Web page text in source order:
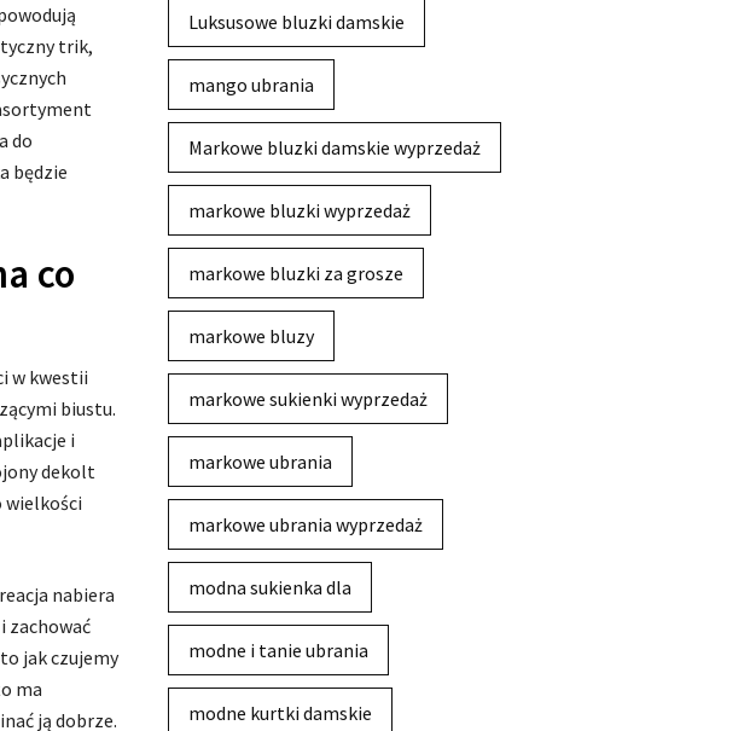
trik,
do
będzie
co
w kwestii
biustu.
i
dekolt
wielkości
nabiera
zachować
jak czujemy
ma
ją dobrze.
Luksusowe bluzki damskie
mango ubrania
Markowe bluzki damskie wyprzedaż
markowe bluzki wyprzedaż
markowe bluzki za grosze
markowe bluzy
markowe sukienki wyprzedaż
markowe ubrania
markowe ubrania wyprzedaż
modna sukienka dla
modne i tanie ubrania
modne kurtki damskie